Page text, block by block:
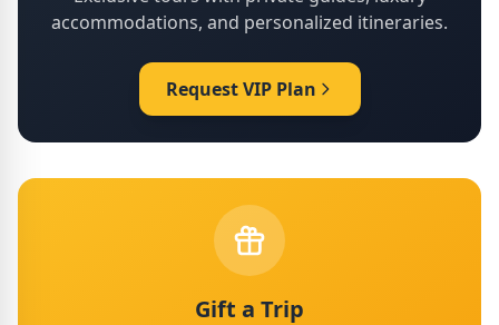
accommodations, and personalized itineraries.
Request VIP Plan
Gift a Trip